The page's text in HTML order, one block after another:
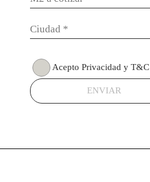
Acepto Privacidad y T&C
ENVIAR